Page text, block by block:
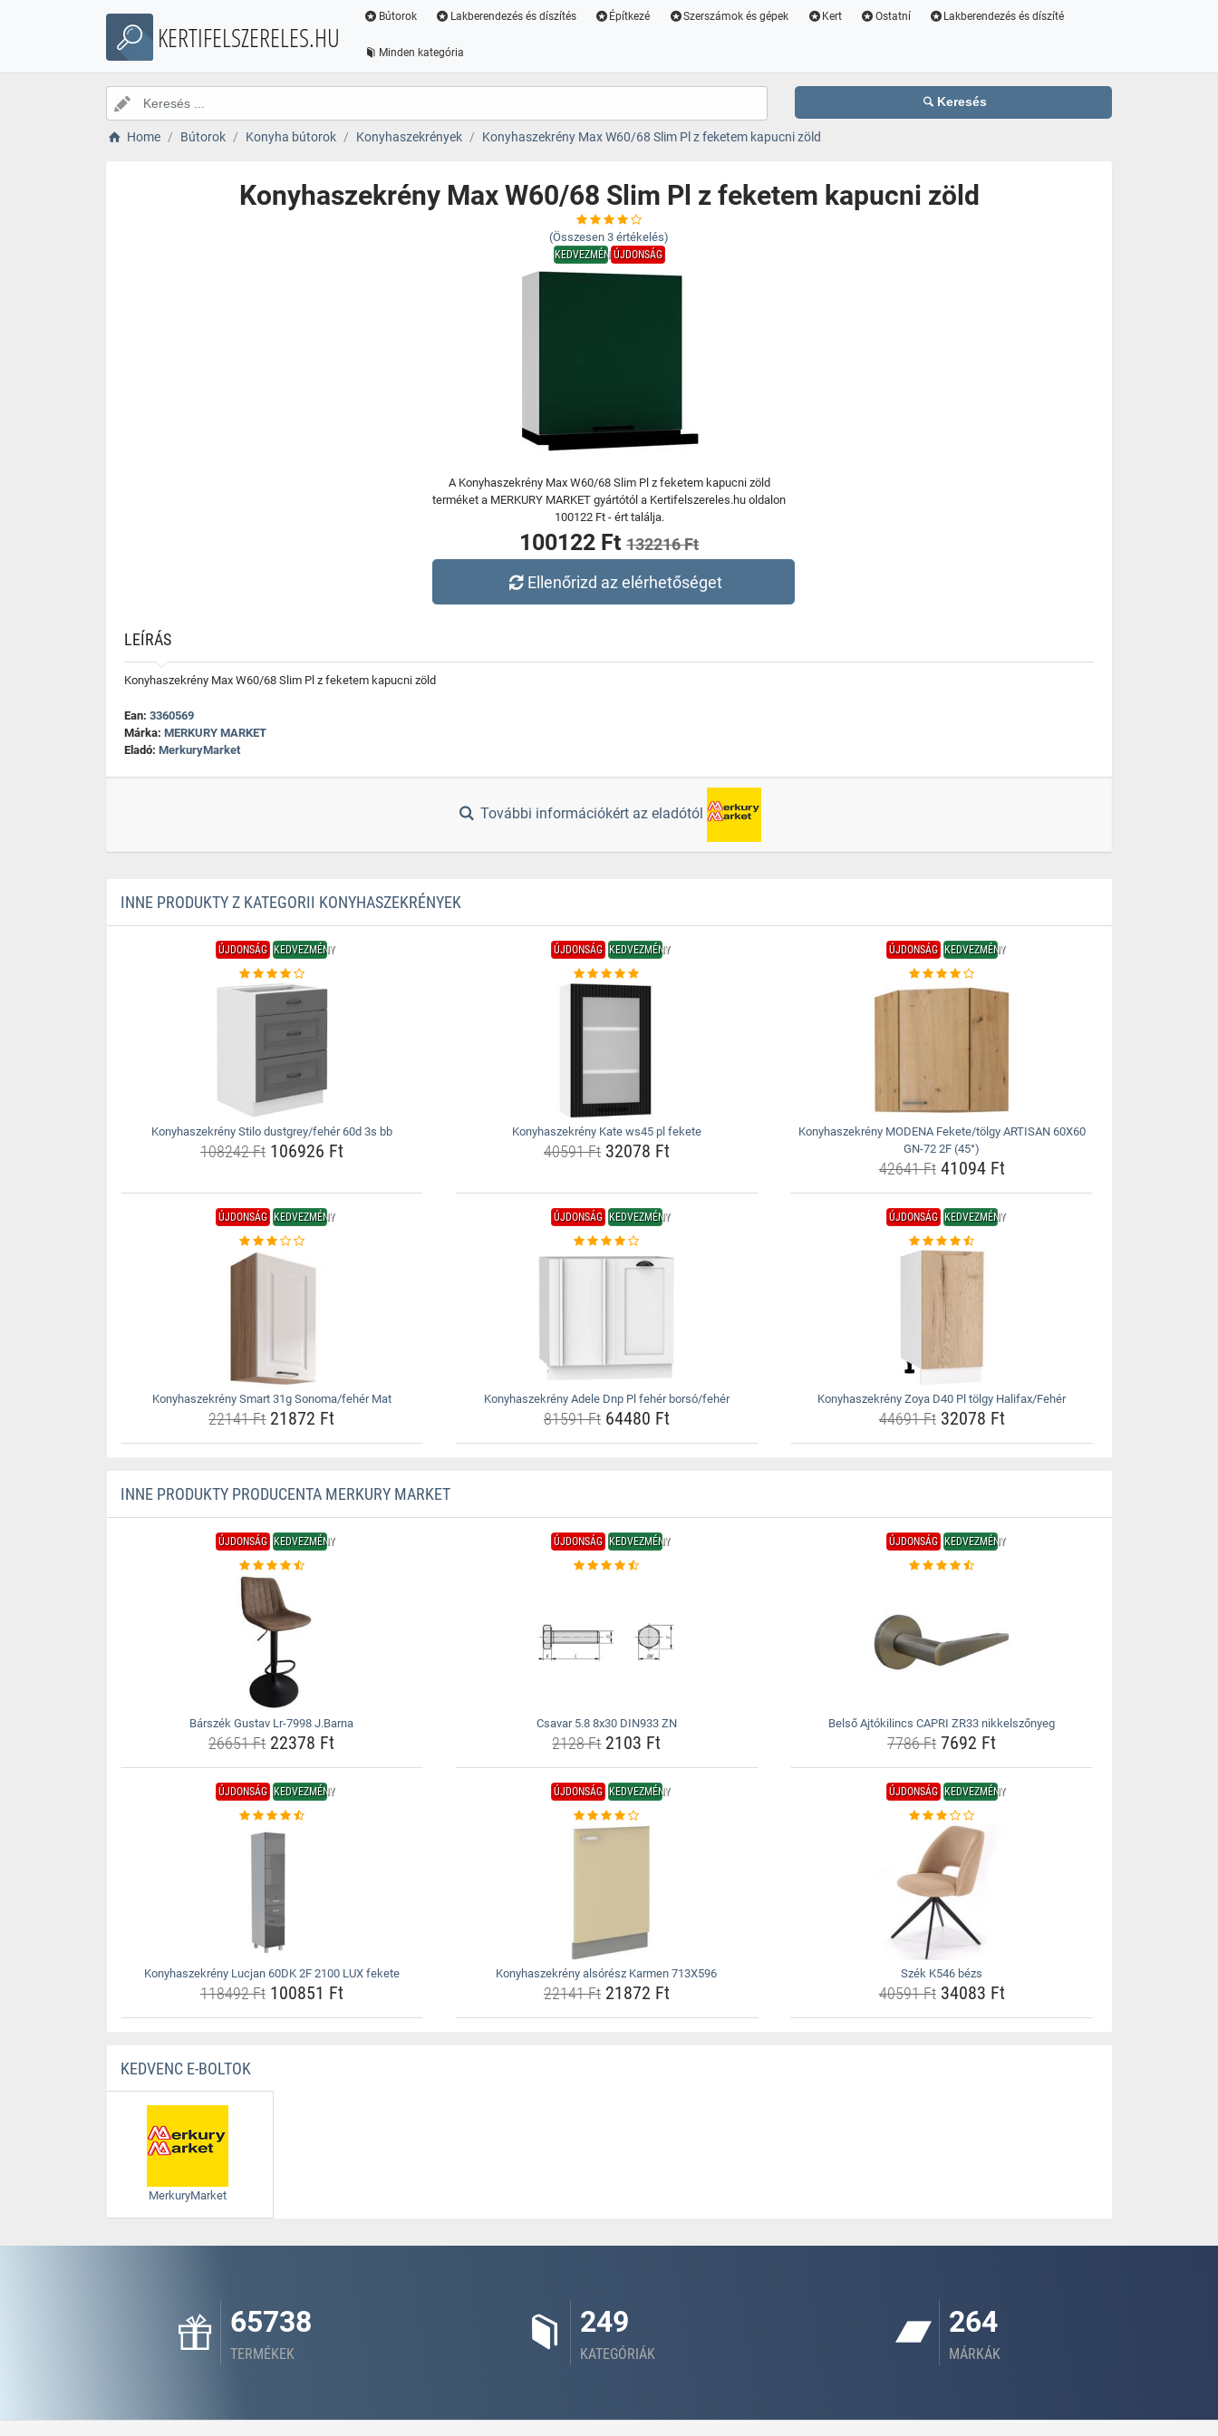
KERTIFELSZERELES.HU
Bútorok Lakberendezés és díszítés Építkezé Szerszámok és gépek Kert Ostatní Lakberendezés és díszíté
Minden kategória
Keresés
Home Bútorok Konyha bútorok Konyhaszekrények Konyhaszekrény Max W60/68 Slim Pl z feketem kapucni zöld
Konyhaszekrény Max W60/68 Slim Pl z feketem kapucni zöld
(Összesen 3 értékelés)
KEDVEZMÉNYÚJDONSÁG
A Konyhaszekrény Max W60/68 Slim Pl z feketem kapucni zöld
terméket a MERKURY MARKET gyártótól a Kertifelszereles.hu oldalon
100122 Ft - ért találja.
100122 Ft 132216 Ft
Ellenőrizd az elérhetőséget
LEÍRÁS
Konyhaszekrény Max W60/68 Slim Pl z feketem kapucni zöld
Ean: 3360569
Márka: MERKURY MARKET
Eladó: MerkuryMarket
További információkért az eladótól
INNE PRODUKTY Z KATEGORII KONYHASZEKRÉNYEK
ÚJDONSÁG KEDVEZMÉNY
Konyhaszekrény Stilo dustgrey/fehér 60d 3s bb
108242 Ft106926 Ft
ÚJDONSÁG KEDVEZMÉNY
Konyhaszekrény Kate ws45 pl fekete
40591 Ft32078 Ft
ÚJDONSÁG KEDVEZMÉNY
Konyhaszekrény MODENA Fekete/tölgy ARTISAN 60X60
GN-72 2F (45°)
42641 Ft41094 Ft
ÚJDONSÁG KEDVEZMÉNY
Konyhaszekrény Smart 31g Sonoma/fehér Mat
22141 Ft21872 Ft
ÚJDONSÁG KEDVEZMÉNY
Konyhaszekrény Adele Dnp Pl fehér borsó/fehér
81591 Ft64480 Ft
ÚJDONSÁG KEDVEZMÉNY
Konyhaszekrény Zoya D40 Pl tölgy Halifax/Fehér
44691 Ft32078 Ft
INNE PRODUKTY PRODUCENTA MERKURY MARKET
ÚJDONSÁG KEDVEZMÉNY
Bárszék Gustav Lr-7998 J.Barna
26651 Ft22378 Ft
ÚJDONSÁG KEDVEZMÉNY
Csavar 5.8 8x30 DIN933 ZN
2128 Ft2103 Ft
ÚJDONSÁG KEDVEZMÉNY
Belső Ajtókilincs CAPRI ZR33 nikkelszőnyeg
7786 Ft 7692 Ft
ÚJDONSÁG KEDVEZMÉNY
Konyhaszekrény Lucjan 60DK 2F 2100 LUX fekete
118492 Ft100851 Ft
ÚJDONSÁG KEDVEZMÉNY
Konyhaszekrény alsórész Karmen 713X596
22141 Ft21872 Ft
ÚJDONSÁG KEDVEZMÉNY
Szék K546 bézs
40591 Ft34083 Ft
KEDVENC E-BOLTOK
MerkuryMarket
65738
TERMÉKEK
249
KATEGÓRIÁK
264
MÁRKÁK